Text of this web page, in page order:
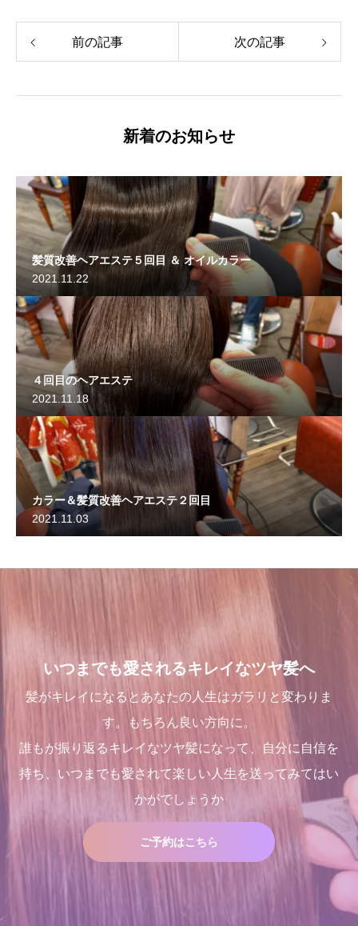
前の記事 次の記事
新着のお知らせ
髪質改善ヘアエステ５回目 ＆ オイルカラー
2021.11.22
４回目のヘアエステ
2021.11.18
カラー＆髪質改善ヘアエステ２回目
2021.11.03
いつまでも愛されるキレイなツヤ髪へ
髪がキレイになるとあなたの人生はガラリと変わりま
す。もちろん良い方向に。
誰もが振り返るキレイなツヤ髪になって、自分に自信を
持ち、いつまでも愛されて楽しい人生を送ってみてはい
かがでしょうか
ご予約はこちら